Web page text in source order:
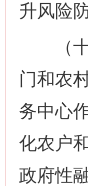
升风险
（十
门和农
务中心
化农户
政府性